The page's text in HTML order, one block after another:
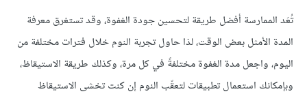
تُعَد الممارسة أفضل طريقة لتحسين جودة الغفوة، وقد تستغرق معرفة
المدة الأمثل بعض الوقت، لذا حاول تجربة النوم خلال فترات مختلفة من
اليوم، واجعل مدة الغفوة مختلفةً في كل مرة، وكذلك طريقة الاستيقاظ،
وبإمكانك استعمال تطبيقات لتعقّب النوم إن كنت تخشى الاستيقاظ